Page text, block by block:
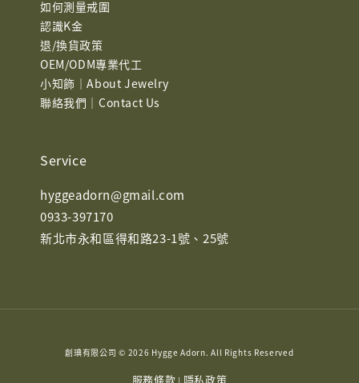
如何測量戒圍
認識K金
退/換貨政策
OEM/ODM專業代工
小知飾｜About Jewelry
聯絡我們｜Contact Us
Service
hyggeadorn@gmail.com
0933-397170
新北市永和區得和路23-1號、25號
創琠有限公司 © 2026 Hygge Adorn. All Rights Reserved
服務條款 | 隱私政策